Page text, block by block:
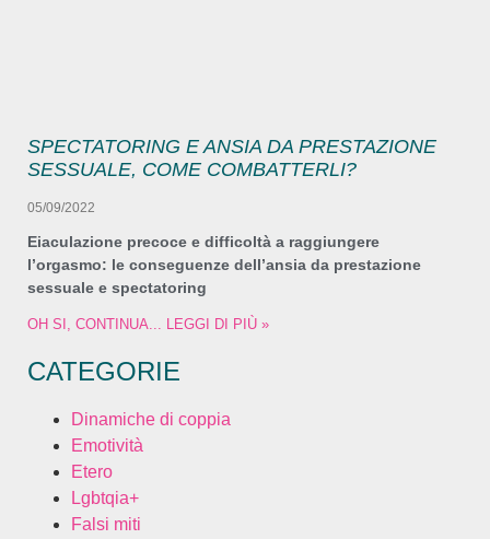
SPECTATORING E ANSIA DA PRESTAZIONE
SESSUALE, COME COMBATTERLI?
05/09/2022
Eiaculazione precoce e difficoltà a raggiungere
l’orgasmo: le conseguenze dell’ansia da prestazione
sessuale e spectatoring
OH SI, CONTINUA... LEGGI DI PIÙ »
CATEGORIE
Dinamiche di coppia
Emotività
Etero
Lgbtqia+
Falsi miti